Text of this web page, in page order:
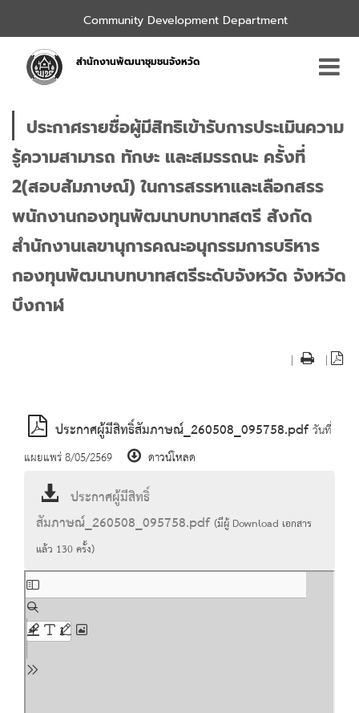
Community Development Department
สำนักงานพัฒนาชุมชนจังหวัด
ประกาศรายชื่อผู้มีสิทธิเข้ารับการประเมินความ
รู้ความสามารถ ทักษะ และสมรรถนะ ครั้งที่
2(สอบสัมภาษณ์) ในการสรรหาและเลือกสรร
พนักงานกองทุนพัฒนาบทบาทสตรี สังกัด
สำนักงานเลขานุการคณะอนุกรรมการบริหาร
กองทุนพัฒนาบทบาทสตรีระดับจังหวัด จังหวัด
บึงกาฬ
| |
ประกาศผู้มีสิทธิ์สัมภาษณ์_260508_095758.pdfวันที่
แผยแพร่ 8/05/2569
ดาวน์โหลด
ประกาศผู้มีสิทธิ์
สัมภาษณ์_260508_095758.pdf(มีผู้ Download เอกสาร
แล้ว 130ครั้ง)